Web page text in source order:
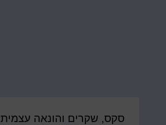
סקס, שקרים והונאה עצמית